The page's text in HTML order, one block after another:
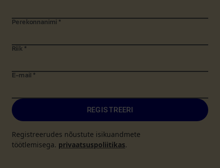
Perekonnanimi *
Riik *
E-mail *
REGISTREERI
Registreerudes nõustute isikuandmete
töötlemisega. privaatsuspoliitikas.